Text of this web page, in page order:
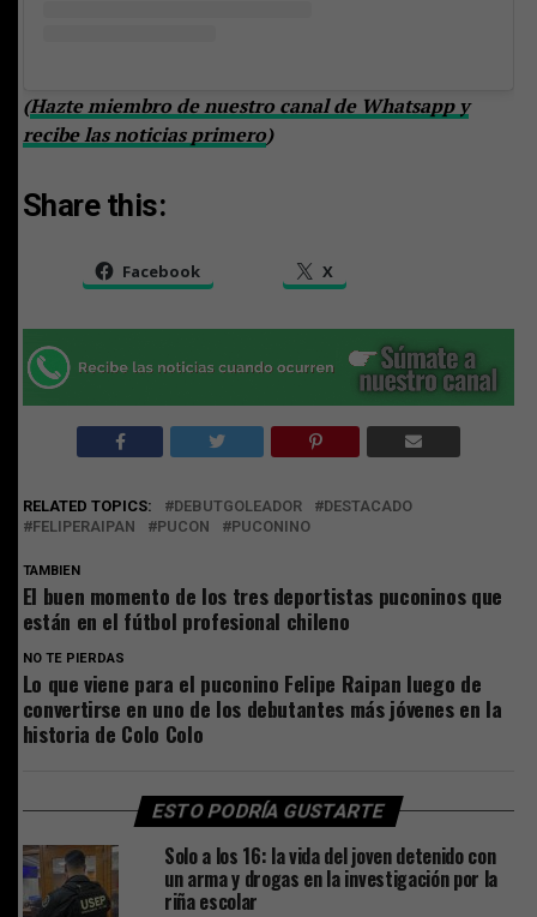
(Hazte miembro de nuestro canal de Whatsapp y
recibe las noticias primero)
Share this:
Facebook X
RELATED TOPICS: DEBUTGOLEADOR
DESTACADO
FELIPERAIPAN
PUCON PUCONINO
TAMBIEN
El buen momento de los tres deportistas puconinos que
están en el fútbol profesional chileno
NO TE PIERDAS
Lo que viene para el puconino Felipe Raipan luego de
convertirse en uno de los debutantes más jóvenes en la
historia de Colo Colo
ESTO PODRÍA GUSTARTE
Solo a los 16: la vida del joven detenido con
un arma y drogas en la investigación por la
riña escolar